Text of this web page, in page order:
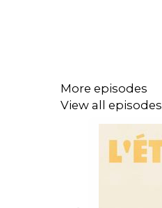
More episodes
View all episodes